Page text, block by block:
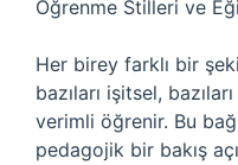
Öğrenme Stilleri ve
Her birey farklı bir
bazıları işitsel,
verimli öğrenir. Bu
pedagojik bir bakış